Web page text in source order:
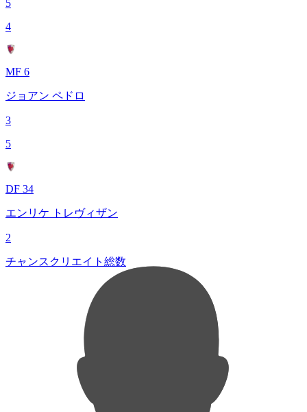
5
4
MF 6
ジョアン ペドロ
3
5
DF 34
エンリケ トレヴィザン
2
チャンスクリエイト総数